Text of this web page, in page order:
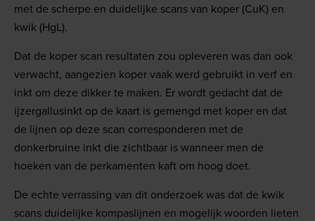
met de scherpe en duidelijke scans van koper (CuK) en
kwik (HgL).
Dat de koper scan resultaten zou opleveren was dan ook
verwacht, aangezien koper vaak werd gebruikt in verf en
inkt om deze dikker te maken. Er wordt gedacht dat de
ijzergallusinkt op de kaart is gemengd met koper en dat
de lijnen op deze scan corresponderen met de
donkerbruine inkt die zichtbaar is wanneer men de
hoeken van de perkamenten kaft om hoog doet.
De echte verrassing van dit onderzoek was dat de kwik
scans duidelijke kompaslijnen en mogelijk woorden lieten